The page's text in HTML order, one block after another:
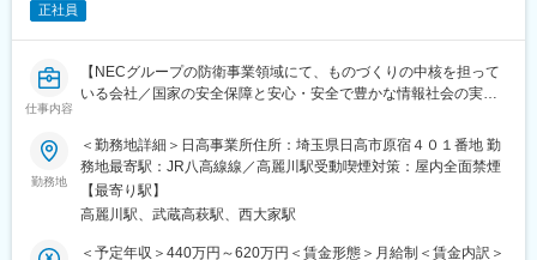
＜家族手当・退職金制度などの福利厚生◎＞
家族手当(基礎額10,000円＋人数加算額6,000円を支給)や退職金制
た、独身寮・社宅も完備されております。男性の育休取得も推進
しており、育児休業を連続5日以上取得した場合、支援金8万円を
支給しています。
勤続3年以上でフレックス制での働き方も可能になります。
■当社について：
正社員
仕事内容
【NECグループの防衛事業領域にて、ものづくりの中核を担って
いる会社／国家の安全保障と安心・安全で豊かな情報社会の実現
■募集背景：
防衛予算の中長期的な増額が見込まれるための増員募集です。
■業務内容
自衛隊で使用される水中音響機器／レーダー装置／無線航法／無
勤務地
＜勤務地詳細＞日高事業所住所：埼玉県日高市原宿４０１番地 勤
務地最寄駅：JR八高線線／高麗川駅受動喫煙対策：屋内全面禁煙
【最寄り駅】
高麗川駅、武蔵高萩駅、西大家駅
＜予定年収＞440万円～620万円＜賃金形態＞月給制＜賃金内訳＞